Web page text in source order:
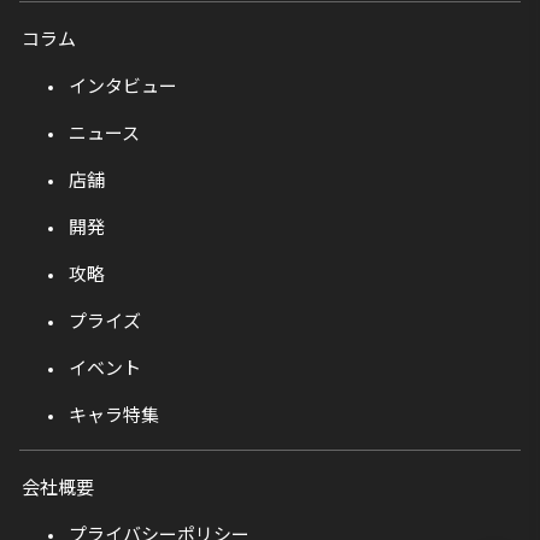
コラム
インタビュー
ニュース
店舗
開発
攻略
プライズ
イベント
キャラ特集
会社概要
プライバシーポリシー